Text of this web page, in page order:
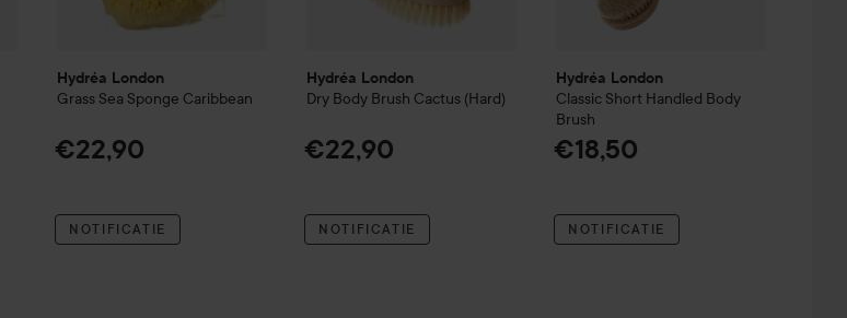
Hydréa London
Grass Sea Sponge Caribbean
€22,90
NOTIFICATIE
Hydréa London
Dry Body Brush Cactus (Hard)
€22,90
NOTIFICATIE
Hydréa London
Classic Short Handled Body
Brush
€18,50
NOTIFICATIE